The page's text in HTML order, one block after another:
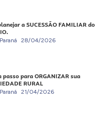
a SUCESSÃO FAMILIAR do
28/04/2026
passo para ORGANIZAR sua
RURAL
21/04/2026